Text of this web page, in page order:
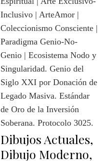
Dibujos Actuales,
Dibujo Moderno,